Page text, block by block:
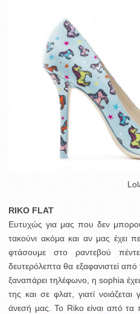
RIKO FLAT
Ευτυχώς για μας που δεν
τακούνι ακόμα και αν μας έχει
φτάσουμε στο ραντεβού
δευτερόλεπτα θα εξαφανιστεί
ξαναπάρει τηλέφωνο, η sophia
της και σε φλατ, γιατί
άνεσή μας. Το Riko είναι από τα